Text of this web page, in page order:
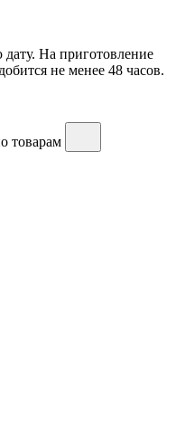
На приготовление
не менее 48 часов.
товарам